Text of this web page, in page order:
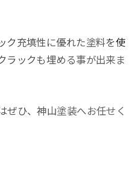
ク充填性に優れた塗料を使
ラックも埋める事が出来ま
ぜひ、神山塗装へお任せく